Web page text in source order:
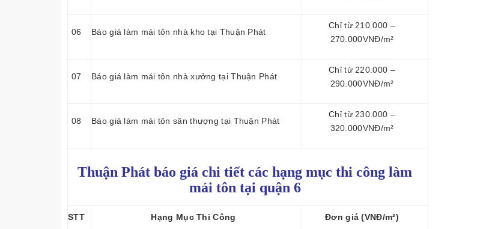
06 Báo giá làm mái tôn nhà kho tại Thuận Phát
Chỉ từ 210.000 –
270.000VNĐ/m²
07 Báo giá làm mái tôn nhà xưởng tại Thuận Phát
Chỉ từ 220.000 –
290.000VNĐ/m²
08 Báo giá làm mái tôn sân thượng tại Thuận Phát
Chỉ từ 230.000 –
320.000VNĐ/m²
Thuận Phát báo giá chi tiết các hạng mục thi công làm
mái tôn tại quận 6
STT Hạng Mục Thi Công Đơn giá (VNĐ/m²)